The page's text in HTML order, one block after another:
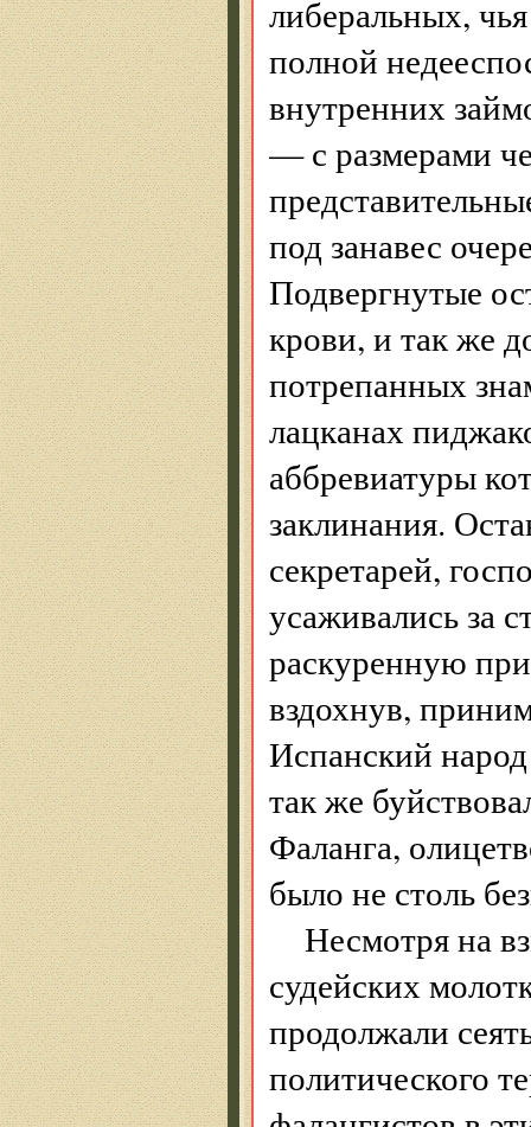
либеральных,
полной
внутренних
— с размерами
под занавес
Подвергнутые
крови, и так же
потрепанных
лацканах
аббревиатуры
заклинания.
секретарей,
усаживались за
раскуренную
вздохнув,
Испанский
так же
Фаланга,
было не столь
Несмотря на
судейских
продолжали
политического